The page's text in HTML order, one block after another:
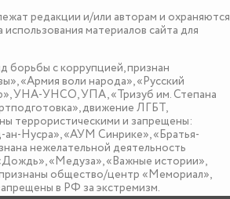
редакции и/или авторам и охраняются
материалов сайта для
борьбы с коррупцией, признан
«Армия воли народа», «Русский
УНА-УНСО, УПА, «Тризуб им. Степана
движение ЛГБТ,
террористическими и запрещены:
Нусра», «АУМ Синрике», «Братья-
нежелательной деятельность
«Медуза», «Важные истории»,
общество/центр «Мемориал»,
в РФ за экстремизм.